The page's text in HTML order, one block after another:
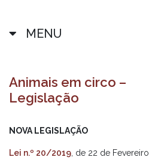
MENU
Animais em circo –
Legislação
NOVA LEGISLAÇÃO
Lei n.º 20/2019 , de 22 de Fevereiro